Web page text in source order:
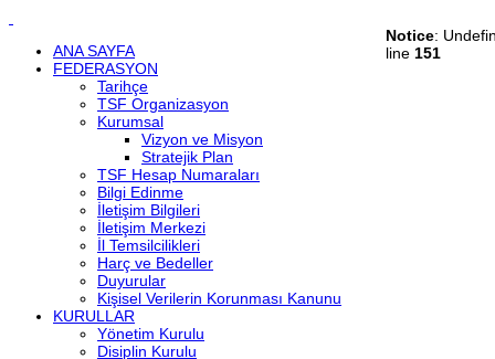
ANA SAYFA
FEDERASYON
Tarihçe
TSF Organizasyon
Kurumsal
Vizyon ve Misyon
Stratejik Plan
TSF Hesap Numaraları
Bilgi Edinme
İletişim Bilgileri
İletişim Merkezi
İl Temsilcilikleri
Harç ve Bedeller
Duyurular
Kişisel Verilerin Korunması Kanunu
KURULLAR
Yönetim Kurulu
Disiplin Kurulu
Notice:
line 151